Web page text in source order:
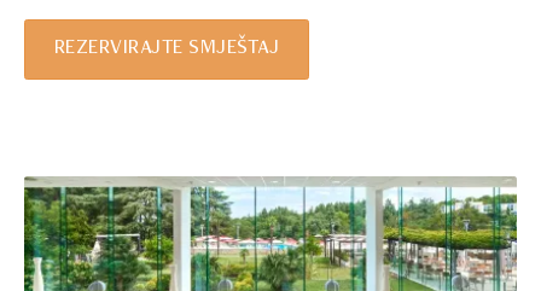
REZERVIRAJTE SMJEŠTAJ